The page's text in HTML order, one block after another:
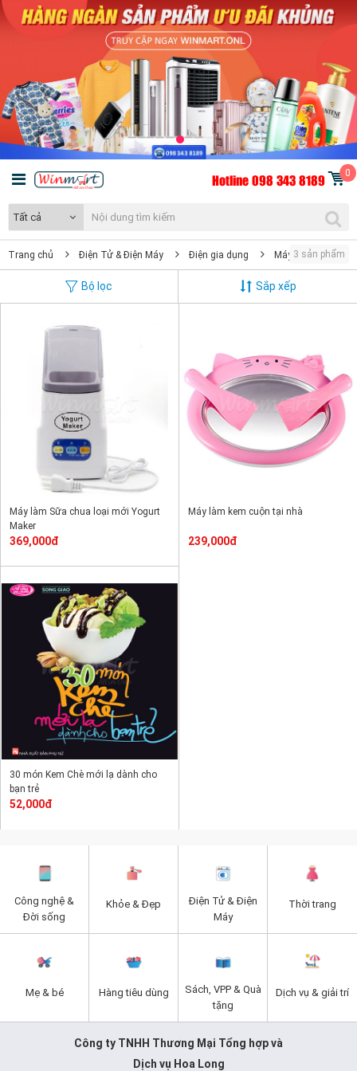
Hotline 098 343 8189 0
Tất cả
Trang chủ Điện Tử & Điện Máy Điện gia dụng Máy pha cà phê &
3 sản phẩm
Bộ lọc Sắp xếp
Máy làm Sữa chua loại mới Yogurt
Maker
369,000đ
Máy làm kem cuộn tại nhà
239,000đ
30 món Kem Chè mới lạ dành cho
bạn trẻ
52,000đ
Công nghệ &
Đời sống
Khỏe & Đẹp
Điện Tử & Điện
Máy
Thời trang
Mẹ & bé Hàng tiêu dùng
Sách, VPP & Quà
tặng
Dịch vụ & giải trí
Công ty TNHH Thương Mại Tổng hợp và
Dịch vụ Hoa Long